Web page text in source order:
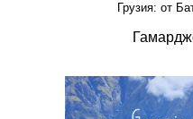
Грузия: от